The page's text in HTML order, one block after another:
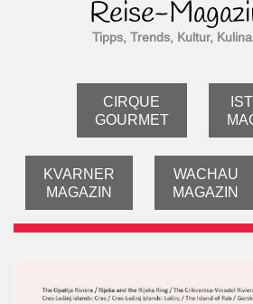
Tipps, Trends, Kultur,
CIRQUE
GOURMET
KVARNER
MAGAZIN
WACHAU
MAGAZIN